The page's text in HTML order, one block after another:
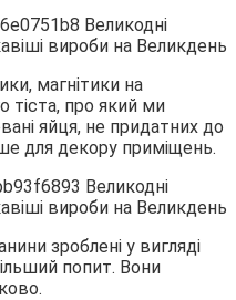
магнітики на
тіста, про який ми
яйця, не придатних до
для декору приміщень.
зроблені у вигляді
попит. Вони